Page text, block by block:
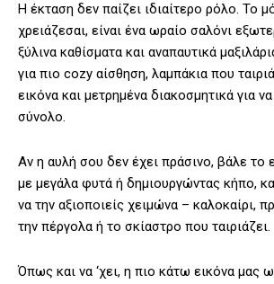
Η έκταση δεν παίζει ιδιαίτερο ρόλο. Το
χρειάζεσαι, είναι ένα ωραίο σαλόνι
ξύλινα καθίσματα και αναπαυτικά
για πιο cozy αίσθηση, λαμπάκια που
εικόνα και μετρημένα διακοσμητικά για
σύνολο.
Αν η αυλή σου δεν έχει πράσινο, βάλε το
με μεγάλα φυτά ή δημιουργώντας κήπο,
να την αξιοποιείς χειμώνα – καλοκαίρι,
την πέργολα ή το σκίαστρο που ταιριάζει.
Όπως και να ‘χει, η πιο κάτω εικόνα μας